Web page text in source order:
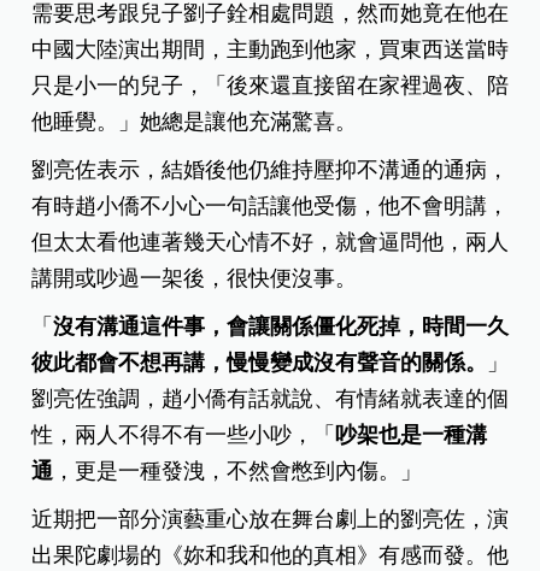
需要思考跟兒子劉子銓相處問題，然而她竟在他在
中國大陸演出期間，主動跑到他家，買東西送當時
只是小一的兒子，「後來還直接留在家裡過夜、陪
他睡覺。」她總是讓他充滿驚喜。
劉亮佐表示，結婚後他仍維持壓抑不溝通的通病，
有時趙小僑不小心一句話讓他受傷，他不會明講，
但太太看他連著幾天心情不好，就會逼問他，兩人
講開或吵過一架後，很快便沒事。
「沒有溝通這件事，會讓關係僵化死掉，時間一久
彼此都會不想再講，慢慢變成沒有聲音的關係。
」
劉亮佐強調，趙小僑有話就說、有情緒就表達的個
性，兩人不得不有一些小吵，「吵架也是一種溝
通 ，更是一種發洩，不然會憋到內傷。」
近期把一部分演藝重心放在舞台劇上的劉亮佐，演
出果陀劇場的《妳和我和他的真相》有感而發。他